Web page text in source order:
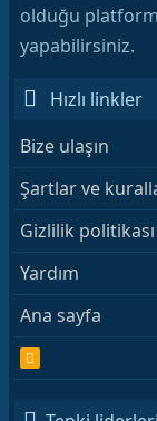
olduğu
yapabilirsiniz.
Hızlı linkler
Bize ulaşın
Şartlar ve
Gizlilik politikası
Yardım
Ana sayfa
S